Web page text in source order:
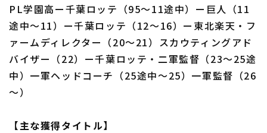
PL学園高ー千葉ロッテ（95～11途中）ー巨人（11
途中～11）ー千葉ロッテ（12～16）ー東北楽天・フ
ァームディレクター（20～21）スカウティングアド
バイザー（22）ー千葉ロッテ・二軍監督（23～25途
中）一軍ヘッドコーチ（25途中～25）一軍監督（26
～）
【主な獲得タイトル】